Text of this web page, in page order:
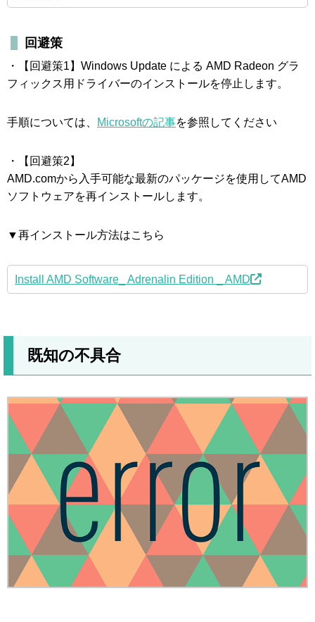
回避策
・【回避策1】Windows Update による AMD Radeon グラ
フィックス用ドライバーのインストールを停止します。
手順については、 Microsoftの記事を参照してください
・【回避策2】
AMD.comから入手可能な最新のパッケージを使用してAMD
ソフトウェアを再インストールします。
▼再インストール方法はこちら
Install AMD Software_ Adrenalin Edition _ AMD
既知の不具合